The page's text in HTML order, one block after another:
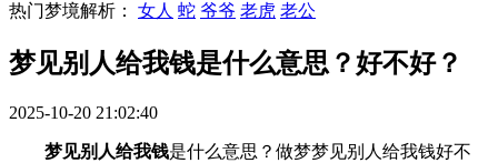
热门梦境解析： 女人 蛇 爷爷 老虎 老公
梦见别人给我钱是什么意思？好不好？
2025-10-20 21:02:40
梦见别人给我钱是什么意思？做梦梦见别人给我钱好不